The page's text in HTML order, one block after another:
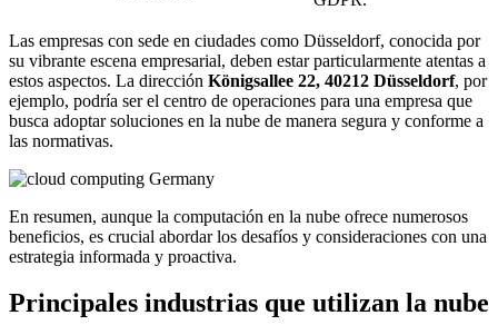
Las empresas con sede en ciudades como Düsseldorf, conocida por
su vibrante escena empresarial, deben estar particularmente atentas a
estos aspectos. La dirección Königsallee 22, 40212 Düsseldorf, por
ejemplo, podría ser el centro de operaciones para una empresa que
busca adoptar soluciones en la nube de manera segura y conforme a
las normativas.
En resumen, aunque la computación en la nube ofrece numerosos
beneficios, es crucial abordar los desafíos y consideraciones con una
estrategia informada y proactiva.
Principales industrias que utilizan la nube